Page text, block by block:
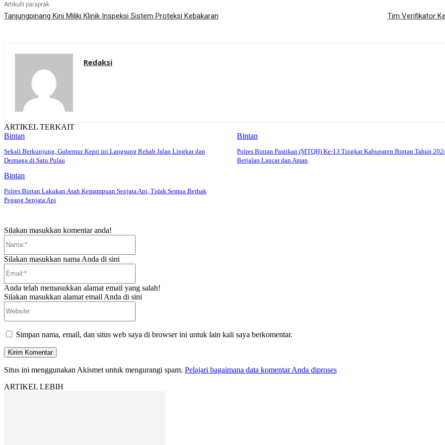
Artikulli paraprak
Tanjungpinang Kini Miliki Klinik Inspeksi Sistem Proteksi Kebakaran Tim Verifikator
Redaksi
ARTIKEL TERKAIT
Bintan
Sekali Berkunjung, Gubernur Kepri ini Langsung Rehab Jalan Lingkar dan
Dermaga di Satu Pulau
Bintan
Polres Bintan Pastikan (MTQH) Ke-13 Tingkat Kabupaten Bintan Tahun
Berjalan Lancar dan Aman
Bintan
Polres Bintan Lakukan Asah Kemampuan Senjata Api, Tidak Semua Berhak
Pegang Senjata Api
Silakan masukkan komentar anda!
Silakan masukkan nama Anda di sini
Anda telah memasukkan alamat email yang salah!
Silakan masukkan alamat email Anda di sini
Simpan nama, email, dan situs web saya di browser ini untuk lain kali saya berkomentar.
Situs ini menggunakan Akismet untuk mengurangi spam. Pelajari bagaimana data komentar Anda diproses
ARTIKEL LEBIH